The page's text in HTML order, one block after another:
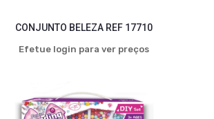
CONJUNTO BELEZA REF 17710
Efetue login para ver preços